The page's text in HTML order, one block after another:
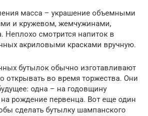
масса – украшение объемными
и кружевом, жемчужинами,
Неплохо смотрится напиток в
акриловыми красками вручную.
бутылок обычно изготавливают
открывать во время торжества. Они
одна – на годовщину
рождение первенца. Вот еще один
сделать бутылку шампанского